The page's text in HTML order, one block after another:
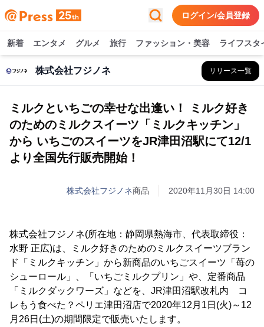
ログイン/会員登録
新着 エンタメ グルメ 旅行 ファッション・美容 ライフスタ
株式会社フジノネ リリース一覧
ミルクといちごの幸せな出逢い！ ミルク好き
のためのミルクスイーツ「ミルクキッチン」
から いちごのスイーツをJR津田沼駅にて12/1
より全国先行販売開始！
株式会社フジノネ商品 2020年11月30日 14:00
株式会社フジノネ(所在地：静岡県熱海市、代表取締役：
水野 正広)は、ミルク好きのためのミルクスイーツブラン
ド「ミルクキッチン」から新商品のいちごスイーツ「苺の
シューロール」、「いちごミルクプリン」や、定番商品
「ミルクダックワーズ」などを、JR津田沼駅改札内 コ
レもう食べた？ペリエ津田沼店で2020年12月1日(火)～12
月26日(土)の期間限定で販売いたします。